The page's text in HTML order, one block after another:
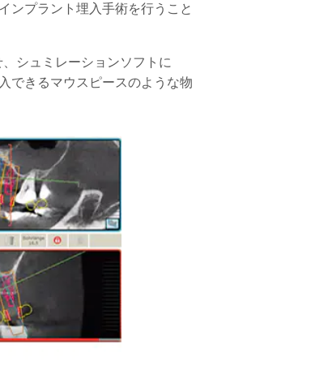
ンプラント埋入手術を行うこと
シュミレーションソフトに
できるマウスピースのような物